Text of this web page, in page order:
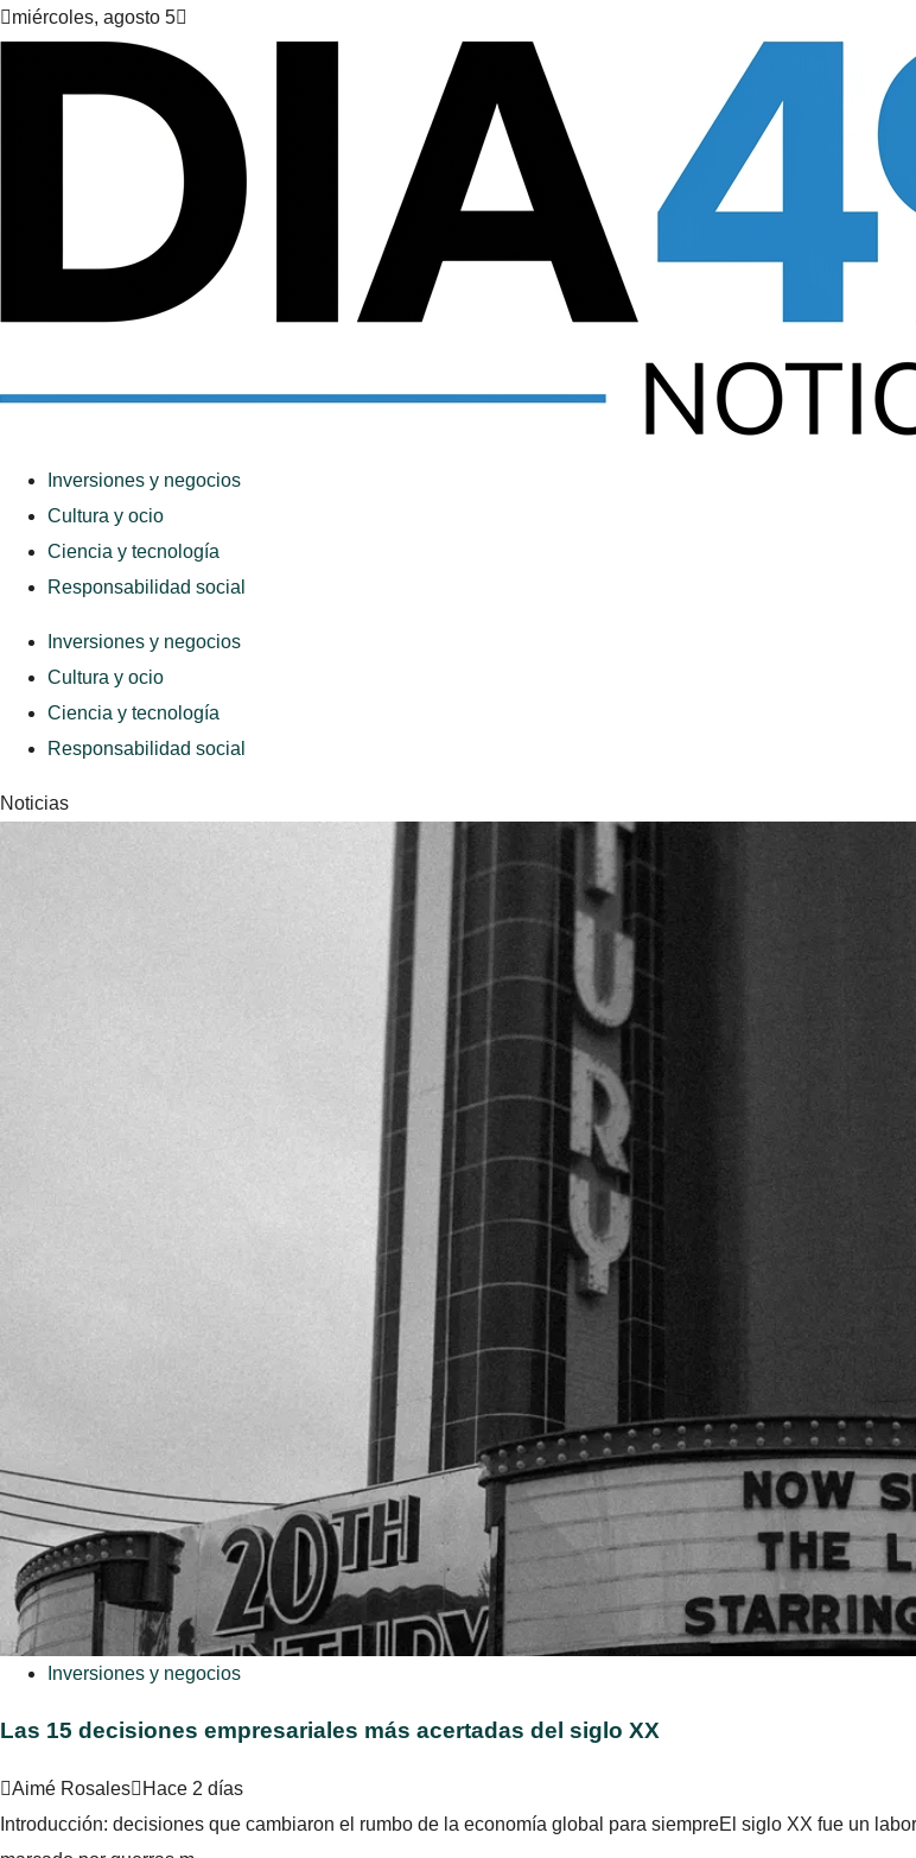
miércoles, agosto 5
Inversiones y negocios
Cultura y ocio
Ciencia y tecnología
Responsabilidad social
Inversiones y negocios
Cultura y ocio
Ciencia y tecnología
Responsabilidad social
Noticias
Inversiones y negocios
Las 15 decisiones empresariales más acertadas del siglo XX
Aimé Rosales
Hace 2 días
Introducción: decisiones que cambiaron el rumbo de la economía global para siempreEl siglo XX fue un